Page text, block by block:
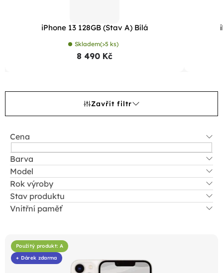
iPhone 13 128GB (Stav A) Bílá
Skladem(>5 ks)
8 490 Kč
Zavřít filtr
Cena
Barva
Model
Rok výroby
Stav produktu
Vnitřní paměť
ý
p
Použitý produkt: A
+ Dárek zdarma